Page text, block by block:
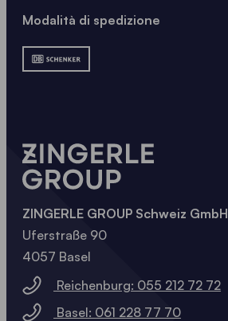
Modalità di spedizione
ZINGERLE GROUP Schweiz GmbH
Uferstraße 90
4057 Basel
Reichenburg: 055 212 72 72
Basel: 061 228 77 70